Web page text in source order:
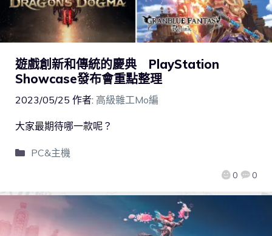
遊戲創新和傳統的慶典 PlayStation
Showcase發布會重點整理
2023/05/25 作者: 高級雜工Mo編
0 0
大家最期待哪一款呢？
PC&主機